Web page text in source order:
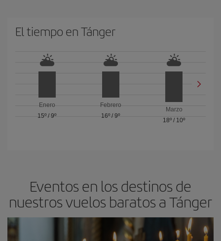
El tiempo en Tánger
Enero
15º /9º
Febrero
16º / 9º
Marzo
18º / 10º
Eventos en los destinos de
nuestros vuelos baratos a Tánger